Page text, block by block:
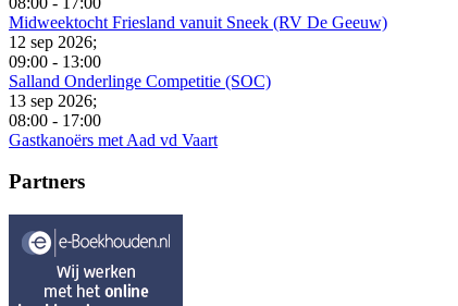
Midweektocht Friesland vanuit Sneek (RV De Geeuw)
12 sep 2026;
09:00 - 13:00
Salland Onderlinge Competitie (SOC)
13 sep 2026;
08:00 - 17:00
Gastkanoërs met Aad vd Vaart
Partners